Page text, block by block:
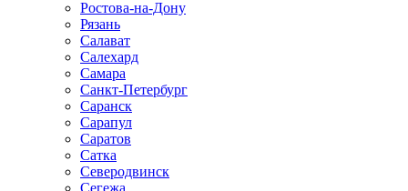
Ростова-на-Дону
Рязань
Салават
Салехард
Самара
Санкт-Петербург
Саранск
Сарапул
Саратов
Сатка
Северодвинск
Сегежа